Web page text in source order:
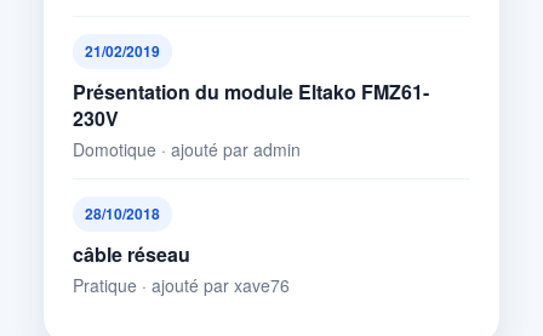
21/02/2019
Présentation du module Eltako FMZ61-
230V
Domotique · ajouté par admin
28/10/2018
câble réseau
Pratique · ajouté par xave76